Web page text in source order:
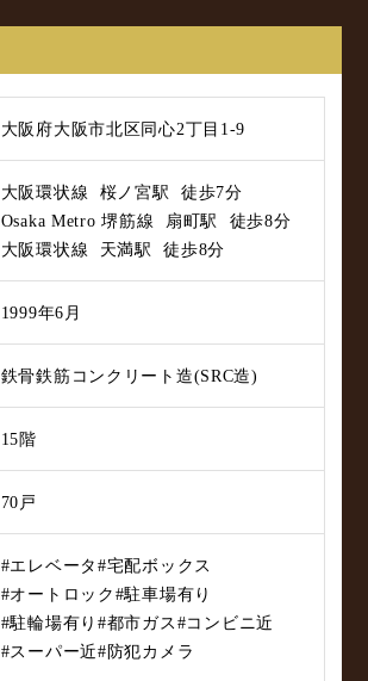
大阪府大阪市北区同心2丁目1-9
大阪環状線 桜ノ宮駅 徒歩7分
Osaka Metro 堺筋線 扇町駅 徒歩8分
大阪環状線 天満駅 徒歩8分
1999年6月
鉄骨鉄筋コンクリート造(SRC造)
15階
70戸
#エレベータ#宅配ボックス
#オートロック#駐車場有り
#駐輪場有り#都市ガス#コンビニ近
#スーパー近#防犯カメラ